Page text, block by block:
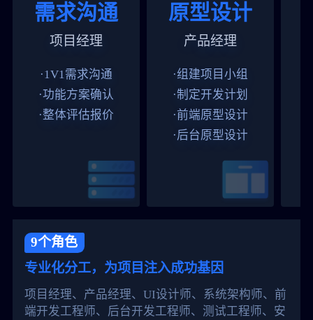
需求沟通
项目经理
·1V1需求沟通
·功能方案确认
·整体评估报价
原型设计
产品经理
·组建项目小组
·制定开发计划
·前端原型设计
·后台原型设计
9个角色
专业化分工，为项目注入成功基因
项目经理、产品经理、UI设计师、系统架构师、前
端开发工程师、后台开发工程师、测试工程师、安